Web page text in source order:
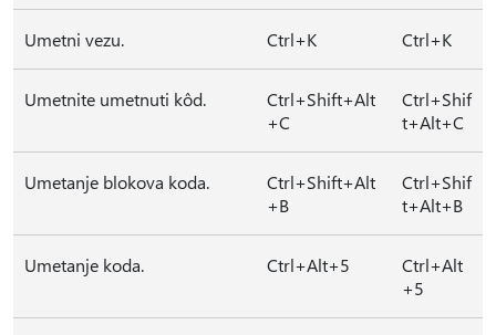
Umetni vezu. Ctrl+K Ctrl+K
Umetnite umetnuti kôd.
Ctrl+Shift+Alt
+C
Ctrl+Shif
t+Alt+C
Umetanje blokova koda.
Ctrl+Shift+Alt
+B
Ctrl+Shif
t+Alt+B
Umetanje koda. Ctrl+Alt+5
Ctrl+Alt
+5